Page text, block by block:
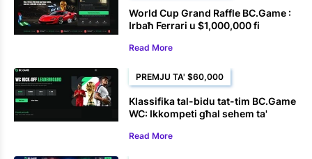
World Cup Grand Raffle BC.Game :
Irbaħ Ferrari u $1,000,000 fi
Read More
PREMJU TA' $60,000
Klassifika tal-bidu tat-tim BC.Game
WC: Ikkompeti għal sehem ta'
Read More